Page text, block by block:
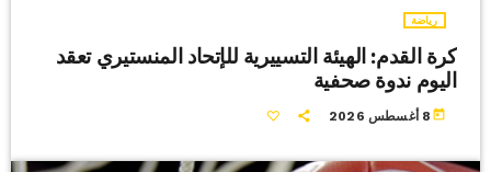
رياضة
كرة القدم: الهيئة التسييرية للإتحاد المنستيري تعقد
اليوم ندوة صحفية
today 8 أغسطس 2026